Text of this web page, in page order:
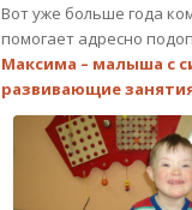
Вот уже больше года
помогает адресно
Максима – малыша с
развивающие